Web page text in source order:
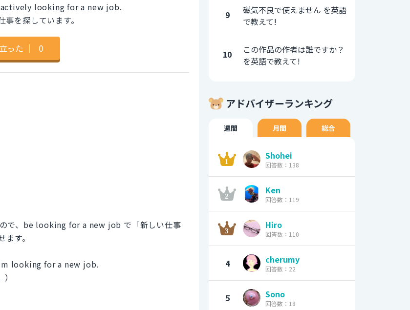
looking for a new job.
を探しています。
った ｜ 0
で、be looking for a new job で「新しい仕事
す。
looking for a new job.
9
磁気不良で使えません を英語
で教えて!
10
この作品の作者は誰ですか？
を英語で教えて!
アドバイザーランキング
週間 月間 総合
Shohei
回答数：138
Ken
回答数：119
Hiro
回答数：110
4 cherumy
回答数：22
5 Sono
回答数：18